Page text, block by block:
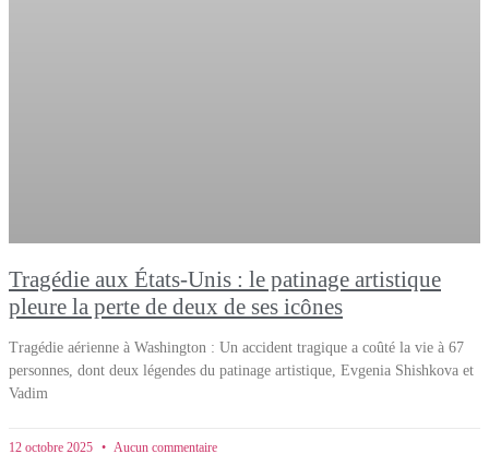
Tragédie aux États-Unis : le patinage artistique
pleure la perte de deux de ses icônes
Tragédie aérienne à Washington : Un accident tragique a coûté la vie à 67
personnes, dont deux légendes du patinage artistique, Evgenia Shishkova et
Vadim
12 octobre 2025 Aucun commentaire